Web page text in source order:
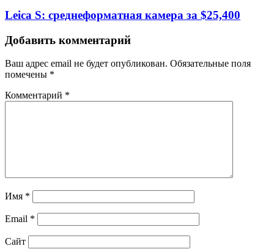
Leica S: среднеформатная камера за $25,400
Добавить комментарий
Ваш адрес email не будет опубликован. Обязательные поля
помечены *
Комментарий *
Имя *
Email *
Сайт